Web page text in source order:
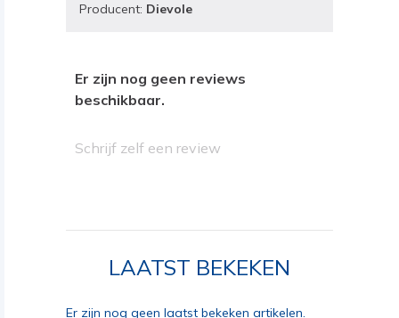
Producent: Dievole
Er zijn nog geen reviews
beschikbaar.
Schrijf zelf een review
LAATST BEKEKEN
Er zijn nog geen laatst bekeken artikelen.